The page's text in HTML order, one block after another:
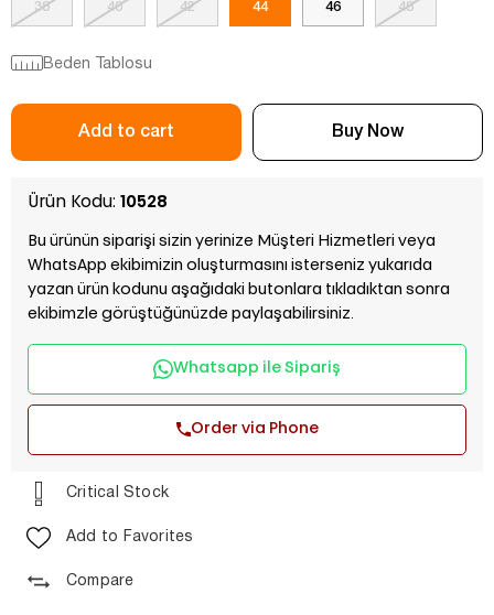
38 40 42 44 46 48
Beden Tablosu
Ürün Kodu: 10528
Bu ürünün siparişi sizin yerinize Müşteri Hizmetleri veya
WhatsApp ekibimizin oluşturmasını isterseniz yukarıda
yazan ürün kodunu aşağıdaki butonlara tıkladıktan sonra
ekibimzle görüştüğünüzde paylaşabilirsiniz.
Whatsapp ile Sipariş
Order via Phone
Critical Stock
Add to Favorites
Compare